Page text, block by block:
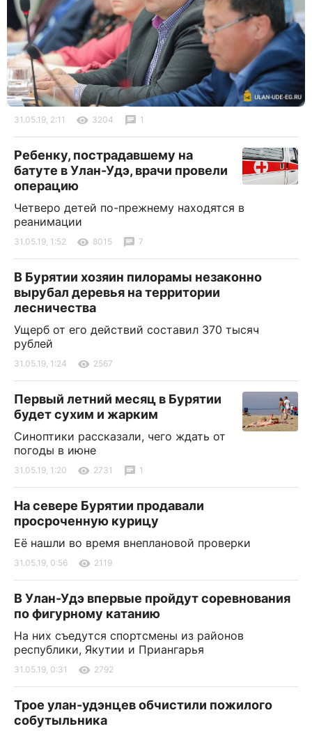
31.05.19, 2:11 3204 1
Ребенку, пострадавшему на
батуте в Улан-Удэ, врачи провели
операцию
Четверо детей по-прежнему находятся в
реанимации
31.05.19, 1:52 8015 7
В Бурятии хозяин пилорамы незаконно
вырубал деревья на территории
лесничества
Ущерб от его действий составил 370 тысяч
рублей
31.05.19, 1:24 2567
Первый летний месяц в Бурятии
будет сухим и жарким
Синоптики рассказали, чего ждать от
погоды в июне
31.05.19, 1:20 2731 1
На севере Бурятии продавали
просроченную курицу
Её нашли во время внеплановой проверки
31.05.19, 0:56 2119
В Улан-Удэ впервые пройдут соревнования
по фигурному катанию
На них съедутся спортсмены из районов
республики, Якутии и Приангарья
31.05.19, 0:31 2792
Трое улан-удэнцев обчистили пожилого
собутыльника